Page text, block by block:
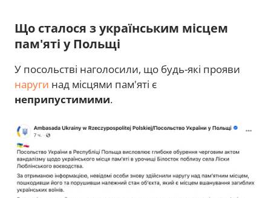
Що сталося з українським місцем
пам'яті у Польщі
У посольстві наголосили, що будь-які прояви
наруги над місцями пам'яті є
неприпустимими.